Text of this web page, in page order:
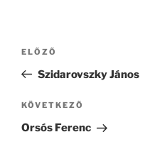
Bejegyzés
Korábbi
bejegyzés
ELŐZŐ
Szidarovszky János
Következő
bejegyzés
KÖVETKEZŐ
Orsós Ferenc